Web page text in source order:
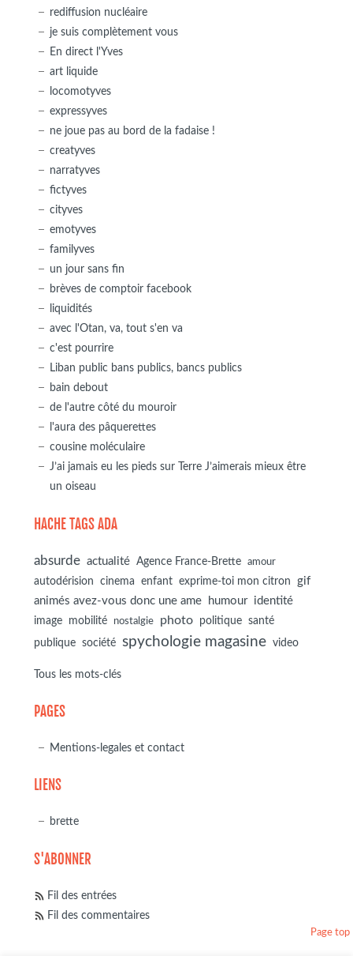
rediffusion nucléaire
je suis complètement vous
En direct l'Yves
art liquide
locomotyves
expressyves
ne joue pas au bord de la fadaise !
creatyves
narratyves
fictyves
cityves
emotyves
familyves
un jour sans fin
brèves de comptoir facebook
liquidités
avec l'Otan, va, tout s'en va
c'est pourrire
Liban public bans publics, bancs publics
bain debout
de l'autre côté du mouroir
l'aura des pâquerettes
cousine moléculaire
J’ai jamais eu les pieds sur Terre J’aimerais mieux être
un oiseau
HACHE TAGS ADA
absurde actualité Agence France-Brette amour
autodérision cinema enfant exprime-toi mon citron
gif
animés avez-vous donc une ame
humour identité
image mobilité nostalgie photo politique
santé
publique
société spychologie magasine video
Tous les mots-clés
PAGES
Mentions-legales et contact
LIENS
brette
S'ABONNER
Fil des entrées
Fil des commentaires
Page top